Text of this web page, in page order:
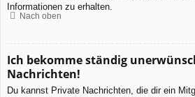
Informationen zu erhalten.
Nach oben
Ich bekomme ständig
Nachrichten!
Du kannst Private Nachrichten, die dir ein